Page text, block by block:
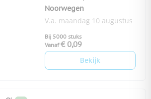
Noorwegen
V.a. maandag 10 augustus
Bij 5000 stuks
Vanaf € 0,09
Bekijk